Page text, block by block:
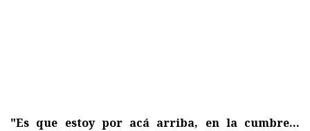
"Es que estoy por acá arriba, en la cumbre...